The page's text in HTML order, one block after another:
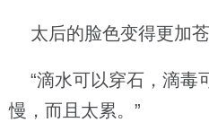
太后的脸色变得更加苍
“滴水可以穿石，滴毒
慢，而且太累。”